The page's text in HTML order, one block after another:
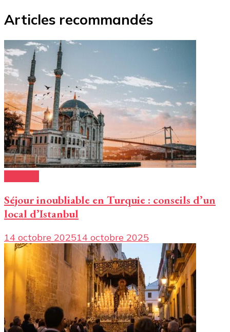
Articles recommandés
Séjour inoubliable en Turquie : conseils d’un
local d’Istanbul
14 octobre 202514 octobre 2025